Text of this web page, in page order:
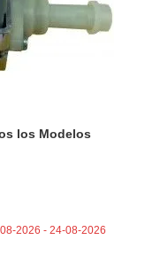
los Modelos
2026 - 24-08-2026